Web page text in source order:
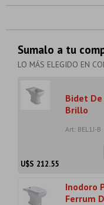
Sumalo a tu
LO MÁS ELEGIDO EN
Bidet
Brillo
Art: BEL1J-B
U$S 212.55
Inodoro
Ferrum